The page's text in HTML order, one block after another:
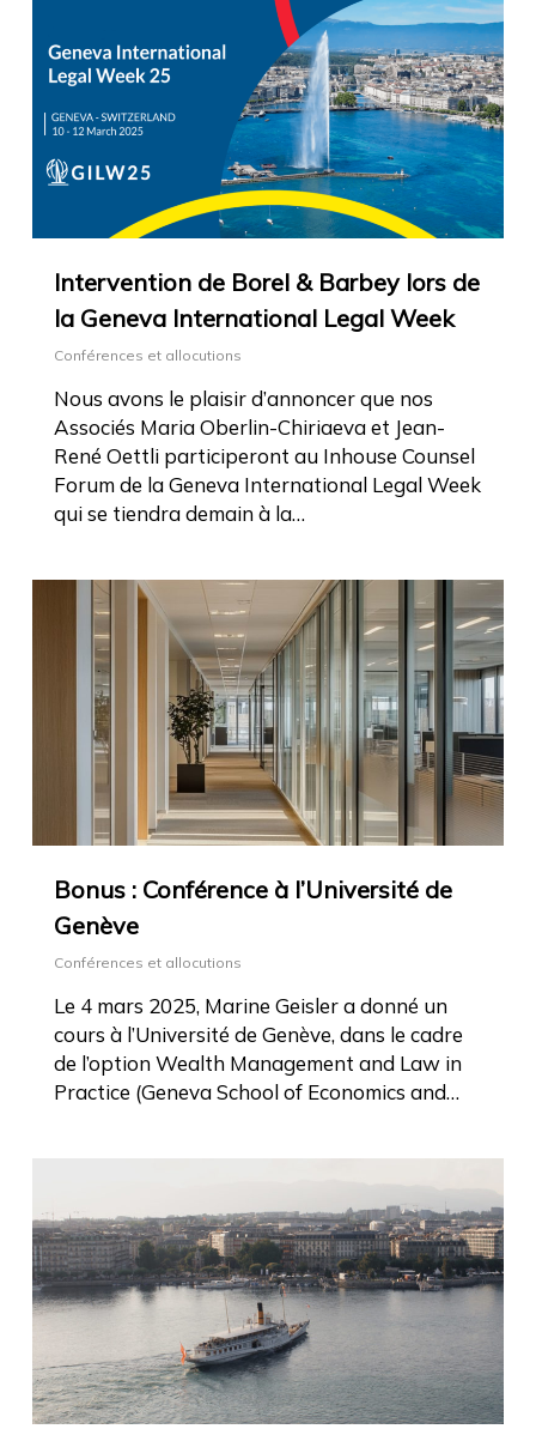
Intervention de Borel & Barbey lors de
la Geneva International Legal Week
Conférences et allocutions
Nous avons le plaisir d’annoncer que nos
Associés Maria Oberlin-Chiriaeva et Jean-
René Oettli participeront au Inhouse Counsel
Forum de la Geneva International Legal Week
qui se tiendra demain à la…
Bonus : Conférence à l’Université de
Genève
Conférences et allocutions
Le 4 mars 2025, Marine Geisler a donné un
cours à l’Université de Genève, dans le cadre
de l’option Wealth Management and Law in
Practice (Geneva School of Economics and…